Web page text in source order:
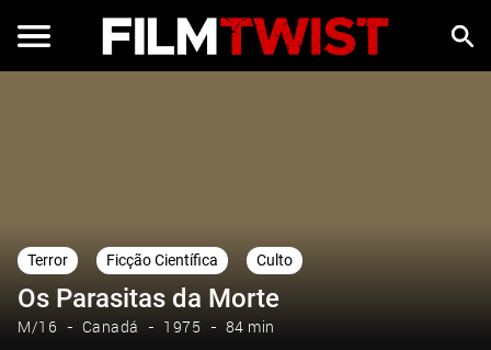
Terror Ficção Científica Culto
Os Parasitas da Morte
M/16 Canadá 1975 84 min